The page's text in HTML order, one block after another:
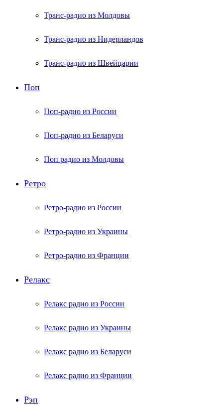
Транс-радио из Молдовы
Транс-радио из Нидерландов
Транс-радио из Швейцарии
Поп
Поп-радио из России
Поп-радио из Беларуси
Поп радио из Молдовы
Ретро
Ретро-радио из России
Ретро-радио из Украины
Ретро-радио из Франции
Релакс
Релакс радио из России
Релакс радио из Украины
Релакс радио из Беларуси
Релакс радио из Франции
Рэп